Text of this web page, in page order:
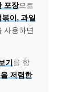
포장으로
이, 과일
사용하면
기를 할
저렴한